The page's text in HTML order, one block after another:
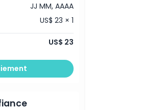
JJ MM, AAAA
US$ 23 × 1
US$ 23